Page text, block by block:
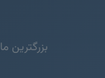
بزرگترین